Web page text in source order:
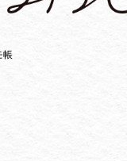
帳